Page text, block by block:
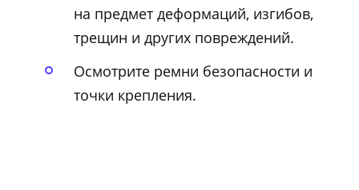
на предмет деформаций, изгибов,
трещин и других повреждений.
Осмотрите ремни безопасности и
точки крепления.